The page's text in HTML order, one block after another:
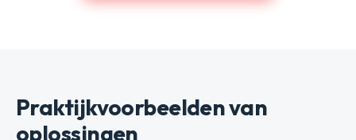
Praktijkvoorbeelden van
oplossingen